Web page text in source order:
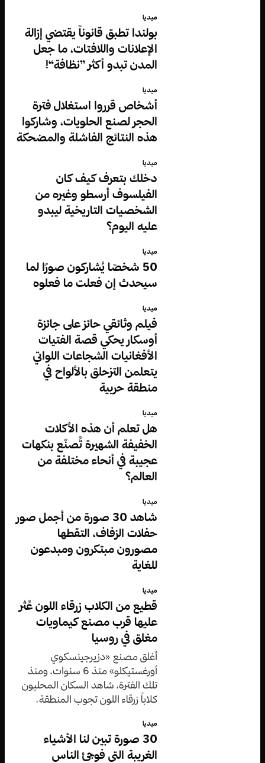
ميديا
بولندا تطبق قانوناً يقتضي إزالة
الإعلانات واللافتات، ما جعل
المدن تبدو أكثر ”نظافة“!
ميديا
أشخاص قرروا استغلال فترة
الحجر لصنع الحلويات، وشاركوا
هذه النتائج الفاشلة والمضحكة
ميديا
دخلك بتعرف كيف كان
الفيلسوف أرسطو وغيره من
الشخصيات التاريخية ليبدو
عليه اليوم؟
ميديا
50 شخصًا يُشاركون صورًا لما
سيحدث إن فعلت ما فعلوه
ميديا
فيلم وثائقي حائز على جائزة
أوسكار يحكي قصة الفتيات
الأفغانيات الشجاعات اللواتي
يتعلمن التزحلق بالألواح في
منطقة حربية
ميديا
هل تعلم أن هذه الأكلات
الخفيفة الشهيرة تُصنّع بنكهات
عجيبة في أنحاء مختلفة من
العالم؟
ميديا
شاهد 30 صورة من أجمل صور
حفلات الزفاف، التقطها
مصورون مبتكرون ومبدعون
للغاية
ميديا
قطيع من الكلاب زرقاء اللون عُثر
عليها قرب مصنع كيماويات
مغلق في روسيا
أُغلق مصنع «دزيرجينسكوي
أورغستيكلو» منذ 6 سنوات، ومنذ
تلك الفترة، شاهد السكان المحليون
كلاباً زرقاء اللون تجوب المنطقة.
ميديا
30 صورة تبين لنا الأشياء
الغريبة التي فوجئ الناس